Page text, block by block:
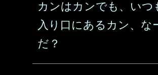
カンはカンでも、いつ
入り口にあるカン、な
だ？